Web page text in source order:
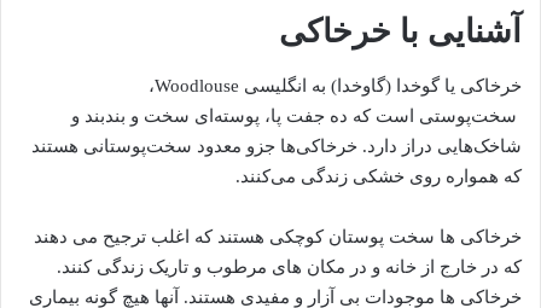
آشنایی با خرخاکی
خرخاکی یا گوخدا (گاوخدا) به انگلیسی Woodlouse،
سخت‌پوستی است که ده جفت پا، پوسته‌ای سخت و بندبند و
شاخک‌هایی دراز دارد. خرخاکی‌ها جزو معدود سخت‌پوستانی هستند
که همواره روی خشکی زندگی می‌کنند.
خرخاکی ها سخت پوستان کوچکی هستند که اغلب ترجیح می دهند
که در خارج از خانه و در مکان های مرطوب و تاریک زندگی کنند.
خرخاکی ها موجودات بی آزار و مفیدی هستند. آنها هیچ گونه بیماری